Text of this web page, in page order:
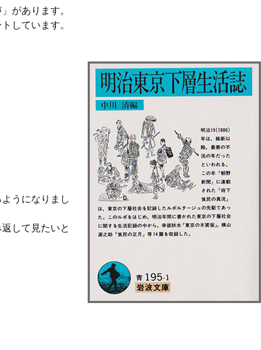
があります。
しています。
うになりまし
して見たいと